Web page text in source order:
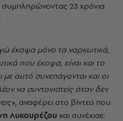
23 χρόνια
έκοψα μόνο τα ναρκωτικά,
που έκοψα, είναι και το
με αυτό συνεπάγονται και οι
να συντονιστείς όταν δεν
, αναφέρει στο βίντεο που
Λυκουρέζου και συνέχισε: